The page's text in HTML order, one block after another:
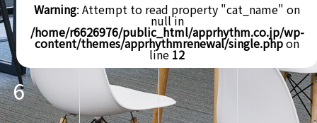
Warning: Attempt to read property "cat_name" on
null in
/home/r6626976/public_html/apprhythm.co.jp/wp-
content/themes/apprhythmrenewal/single.phpon
line 12
6